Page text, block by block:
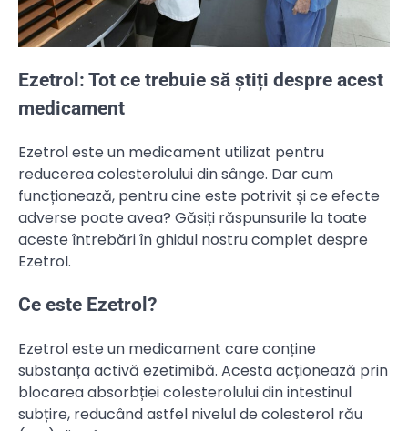
Ezetrol: Tot ce trebuie să știți despre acest
medicament
Ezetrol este un medicament utilizat pentru
reducerea colesterolului din sânge. Dar cum
funcționează, pentru cine este potrivit și ce efecte
adverse poate avea? Găsiți răspunsurile la toate
aceste întrebări în ghidul nostru complet despre
Ezetrol.
Ce este Ezetrol?
Ezetrol este un medicament care conține
substanța activă ezetimibă. Acesta acționează prin
blocarea absorbției colesterolului din intestinul
subțire, reducând astfel nivelul de colesterol rău